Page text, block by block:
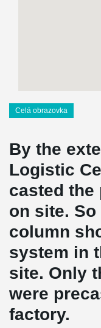
Celá obrazovka
By the
Logistic
casted the
on site.
column
system in
site. Only
were
factory.